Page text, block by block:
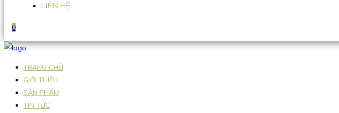
LIÊN HỆ
0
TRANG CHỦ
GIỚI THIỆU
SẢN PHẨM
TIN TỨC